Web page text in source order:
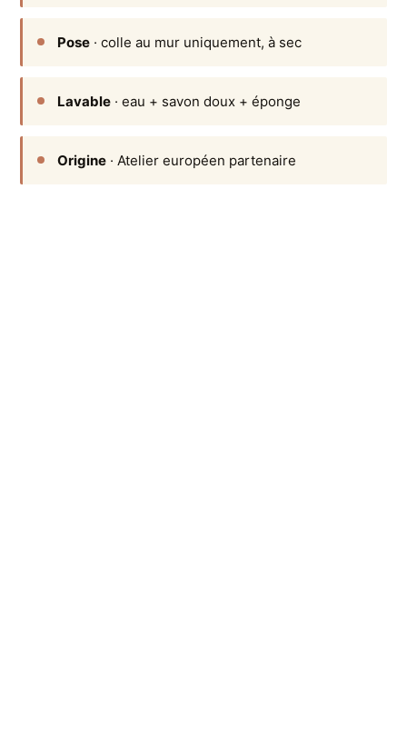
Pose · colle au mur uniquement, à sec
Lavable · eau + savon doux + éponge
Origine · Atelier européen partenaire